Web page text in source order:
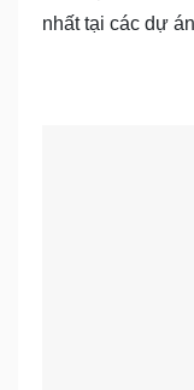
nhất tại các dự